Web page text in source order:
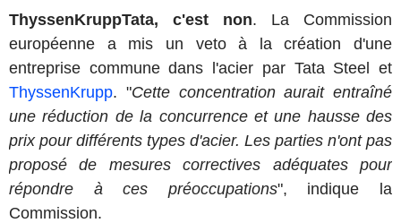
ThyssenKruppTata, c'est non. La Commission
européenne a mis un veto à la création d'une
entreprise commune dans l'acier par Tata Steel et
ThyssenKrupp. "Cette concentration aurait entraîné
une réduction de la concurrence et une hausse des
prix pour différents types d'acier. Les parties n'ont pas
proposé de mesures correctives adéquates pour
répondre à ces préoccupations", indique la
Commission.